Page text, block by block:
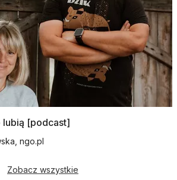
lubią [podcast]
ngo.pl
Zobacz wszystkie